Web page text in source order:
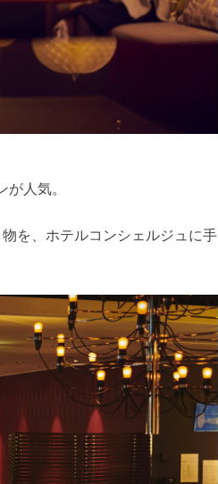
人気。
を、ホテルコンシェルジュに手